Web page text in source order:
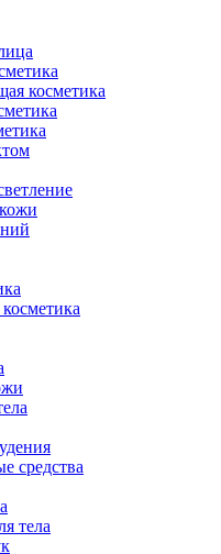
косметика
средства
тела